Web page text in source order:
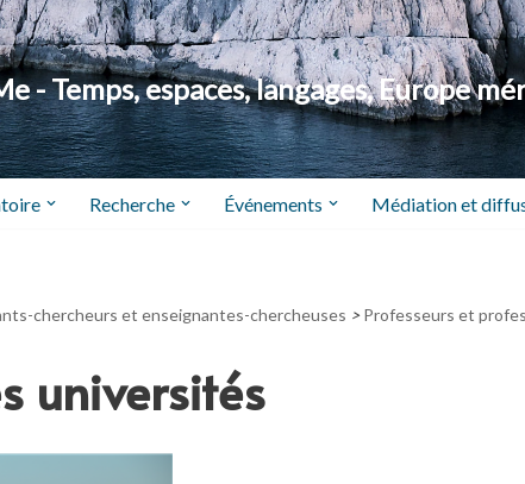
- Temps, espaces, langages, Europe
Recherche Événements Médiation et
chercheurs et enseignantes-chercheuses > Professeurs et
universités